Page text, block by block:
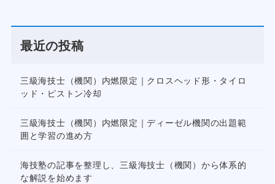
最近の投稿
三級海技士（機関）内燃限定｜クロスヘッド形・タイロ
ッド・ピストン冷却
三級海技士（機関）内燃限定｜ディーゼル機関の出題範
囲と学習の進め方
海技塾の記事を整理し、三級海技士（機関）から体系的
な解説を始めます